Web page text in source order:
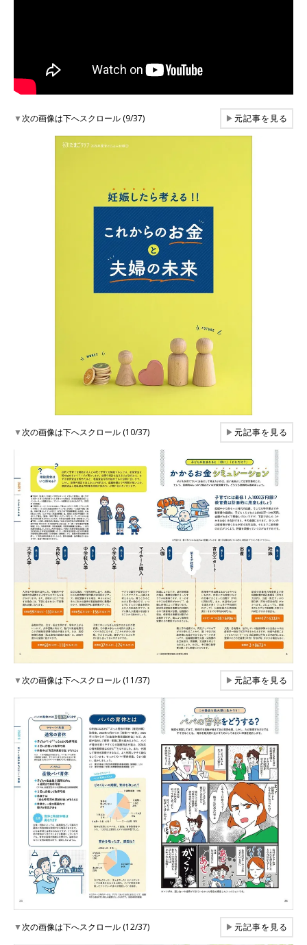
▼次の画像は下へスクロール (9/37) ▶元記事を見る
▼次の画像は下へスクロール (10/37) ▶元記事を見る
▼次の画像は下へスクロール (11/37) ▶元記事を見る
▼次の画像は下へスクロール (12/37) ▶元記事を見る